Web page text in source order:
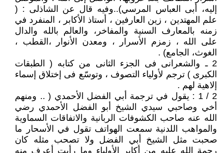
إليه، أبى العباس المرسي)..وفيه قال عن الشاذلى : (
علم المهتدين ، زين العارفين ، أستاذ الأكابر ، المنفرد في
زمنه بالمعارف السنية والمفاخر، والعالم بالله والدال
على الله ، زمزم الأسرار ، ومعدن الأنوار ،القطب ،
الغوث، الجامع) .
2 ـ والشعرانى فى الجزء الثانى من كتابه ( الطبقات
الكبرى ) ترجم لأولياء التصوف ، وتوسّع فى إختلاق إسماء
إلاهية لهم .
2 / 1 : يقول في ترجمة أبي الفضل الأحمدي ( .. ومنهم
أخي وصاحبي سيدي الشيخ أبو الفضل الأحمدي رضي
الله عنه صاحب الكشوفات الربانية والاتفاقات السماوية
والمواهب اللدنية سمعت الهواتف تقول في الأسحار ما
صحبت مثل الشيخ أبي الفضل ولا تصحب مثله كان
رحمة الله عليه من أكابر الأولياء وما رأيت أعرف منه